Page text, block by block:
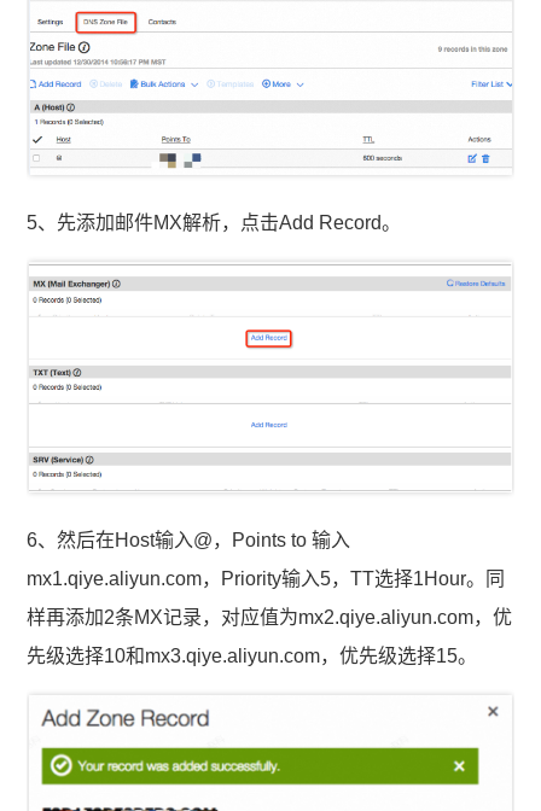
5、先添加邮件MX解析，点击Add Record。
6、然后在Host输入@，Points to 输入
mx1.qiye.aliyun.com，Priority输入5，TT选择1Hour。同
样再添加2条MX记录，对应值为mx2.qiye.aliyun.com，优
先级选择10和mx3.qiye.aliyun.com，优先级选择15。